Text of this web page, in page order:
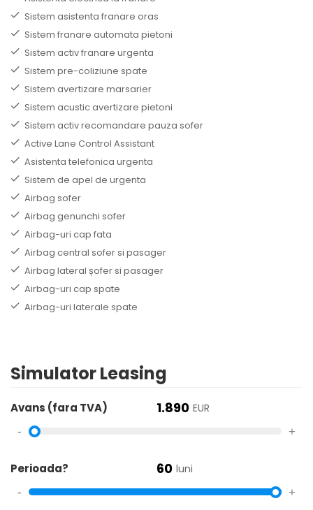
Sistem asistenta franare oras
Sistem franare automata pietoni
Sistem activ franare urgenta
Sistem pre-coliziune spate
Sistem avertizare marsarier
Sistem acustic avertizare pietoni
Sistem activ recomandare pauza sofer
Active Lane Control Assistant
Asistenta telefonica urgenta
Sistem de apel de urgenta
Airbag sofer
Airbag genunchi sofer
Airbag-uri cap fata
Airbag central sofer si pasager
Airbag lateral șofer si pasager
Airbag-uri cap spate
Airbag-uri laterale spate
Simulator Leasing
Avans (fara TVA) 1.890 EUR
- +
Perioada? 60 luni
- +